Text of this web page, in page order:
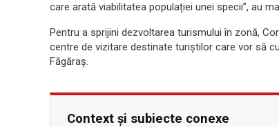
care arată viabilitatea populației unei specii”, au
Pentru a sprijini dezvoltarea turismului în zonă,
centre de vizitare destinate turiștilor care vor să
Făgăraș.
Context și subiecte conexe